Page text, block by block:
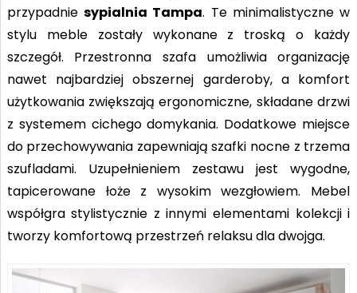
przypadniesypialnia Tampa. Te minimalistyczne w
stylu meble zostały wykonane z troską o każdy
szczegół. Przestronna szafa umożliwia organizację
nawet najbardziej obszernej garderoby, a komfort
użytkowania zwiększają ergonomiczne, składane drzwi
z systemem cichego domykania. Dodatkowe miejsce
do przechowywania zapewniają szafki nocne z trzema
szufladami. Uzupełnieniem zestawu jest wygodne,
tapicerowane łoże z wysokim wezgłowiem. Mebel
współgra stylistycznie z innymi elementami kolekcji i
tworzy komfortową przestrzeń relaksu dla dwojga.